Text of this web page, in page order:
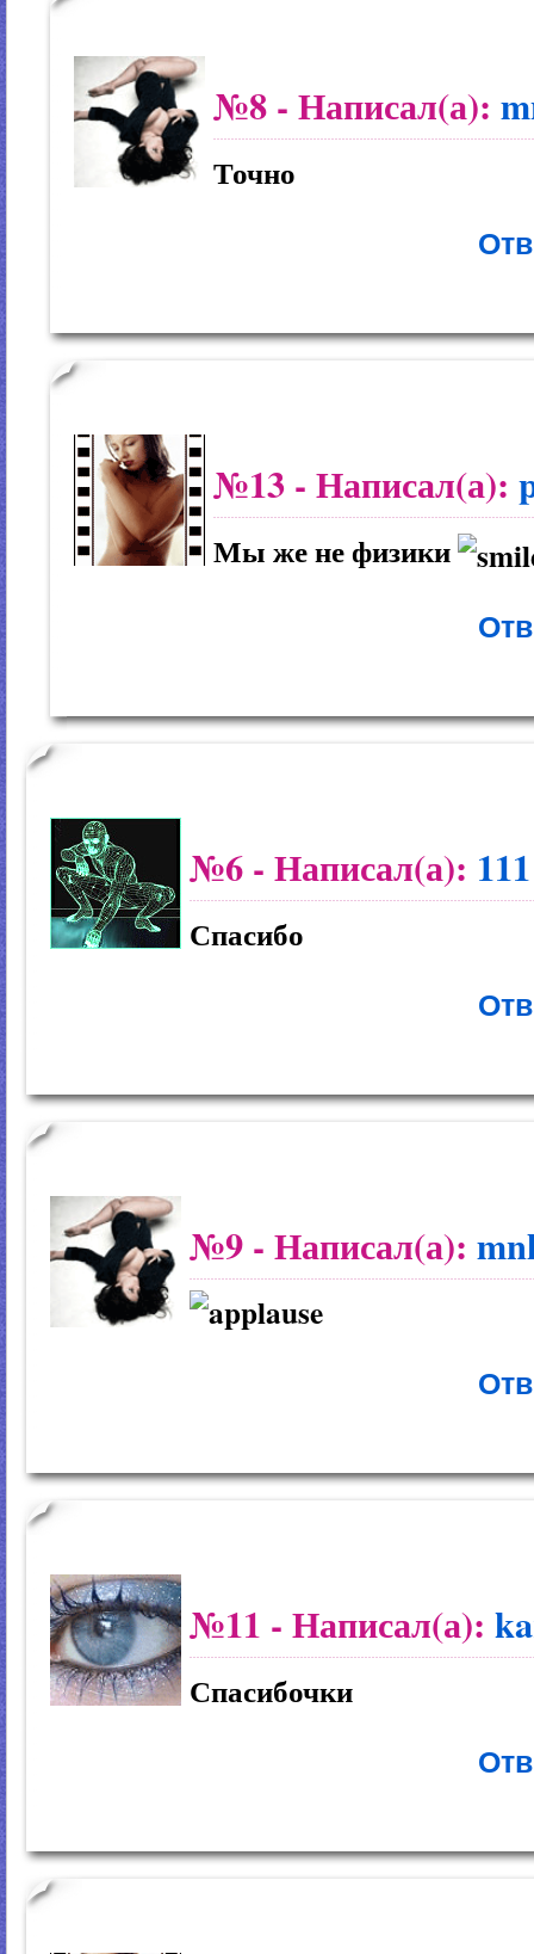
№8 - Написал(а):
Точно
№13 - Написал(а):
Мы же не физики
№6 - Написал(а): 111
Спасибо
№9 - Написал(а):
№11 - Написал(а):
Спасибочки